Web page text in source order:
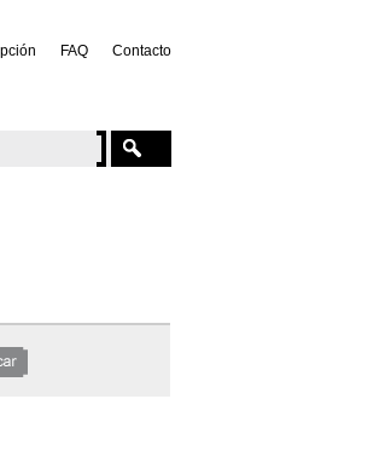
FAQ Contacto